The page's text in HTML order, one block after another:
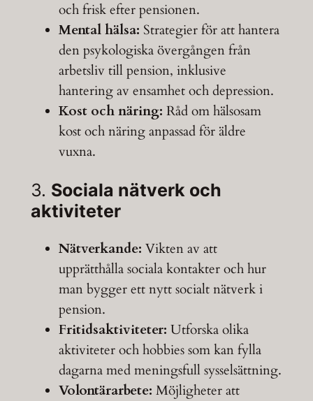
och frisk efter pensionen.
Mental hälsa: Strategier för att hantera
den psykologiska övergången från
arbetsliv till pension, inklusive
hantering av ensamhet och depression.
Kost och näring: Råd om hälsosam
kost och näring anpassad för äldre
vuxna.
3. Sociala nätverk och
aktiviteter
Nätverkande: Vikten av att
upprätthålla sociala kontakter och hur
man bygger ett nytt socialt nätverk i
pension.
Fritidsaktiviteter: Utforska olika
aktiviteter och hobbies som kan fylla
dagarna med meningsfull sysselsättning.
Volontärarbete: Möjligheter att